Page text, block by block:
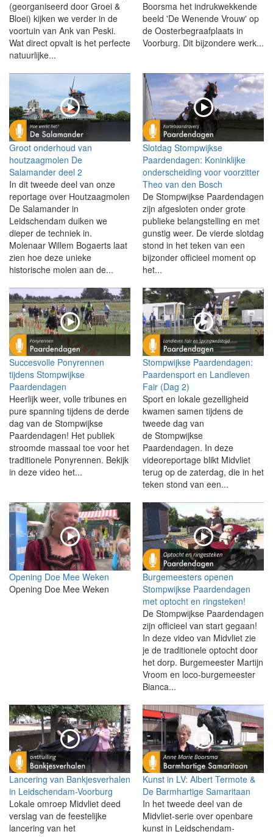
(georganiseerd door Groei &
Bloei) kijken we verder in de
voortuin van Ank van Peski.
Wat direct opvalt is het perfecte
natuurlijke...
Boorsma het indrukwekkende
beeld 'De Wenende Vrouw' op
de Oosterbegraafplaats in
Voorburg. Dit bijzondere werk...
Groot onderhoud van
houtzaagmolen De
Salamander deel 2
In dit tweede deel van onze
reportage over Houtzaagmolen
De Salamander in
Leidschendam duiken we
dieper de techniek in.
Molenaar Willem Bogaerts laat
zien hoe deze unieke
historische molen aan de...
Slotdag Stompwijkse
Paardendagen: Koninklijke
onderscheiding voor voorzitter
Theo van den Bosch
De Stompwijkse Paardendagen
zijn afgesloten onder grote
publieke belangstelling en met
gunstig weer. De vierde slotdag
stond in het teken van een
bijzonder officieel moment op
het...
Succesvolle Ponyrennen
tijdens Stompwijkse
Paardendagen
Heerlijk weer, volle tribunes en
pure spanning tijdens de derde
dag van de Stompwijkse
Paardendagen! Het publiek
stroomde massaal toe voor het
traditionele Ponyrennen. Bekijk
in deze video het...
Stompwijkse Paardendagen:
Paardensport en Landleven
Fair (Dag 2)
Sport en lokale gezelligheid
kwamen samen tijdens de
tweede dag van
de Stompwijkse
Paardendagen. In deze
videoreportage blikt Midvliet
terug op de zaterdag, die in het
teken stond van een...
Opening Doe Mee Weken
Opening Doe Mee Weken
Burgemeesters openen
Stompwijkse Paardendagen
met optocht en ringsteken!
De Stompwijkse Paardendagen
zijn officieel van start gegaan!
In deze video van Midvliet zie
je de traditionele optocht door
het dorp. Burgemeester Martijn
Vroom en loco-burgemeester
Bianca...
Lancering van Bankjesverhalen
in Leidschendam-Voorburg
Lokale omroep Midvliet deed
verslag van de feestelijke
lancering van het
Kunst in LV: Albert Termote &
De Barmhartige Samaritaan
In het tweede deel van de
Midvliet-serie over openbare
kunst in Leidschendam-